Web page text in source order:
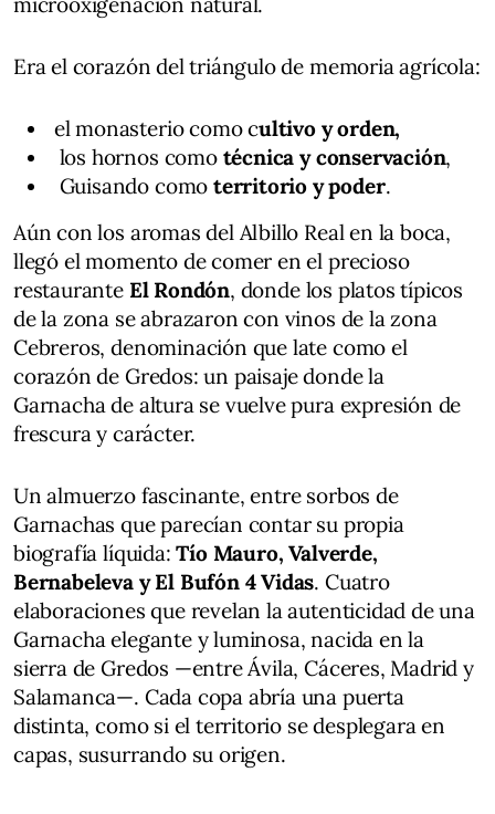
Era el corazón del triángulo de memoria agrícola:
el monasterio como cultivo y orden,
los hornos como técnica y conservación,
Guisando como territorio y poder.
Aún con los aromas del Albillo Real en la boca,
llegó el momento de comer en el precioso
restaurante El Rondón, donde los platos típicos
de la zona se abrazaron con vinos de la zona
Cebreros, denominación que late como el
corazón de Gredos: un paisaje donde la
Garnacha de altura se vuelve pura expresión de
frescura y carácter.
Un almuerzo fascinante, entre sorbos de
Garnachas que parecían contar su propia
biografía líquida:Tío Mauro, Valverde,
Bernabeleva y El Bufón 4 Vidas. Cuatro
elaboraciones que revelan la autenticidad de una
Garnacha elegante y luminosa, nacida en la
sierra de Gredos —entre Ávila, Cáceres, Madrid y
Salamanca—. Cada copa abría una puerta
distinta, como si el territorio se desplegara en
capas, susurrando su origen.